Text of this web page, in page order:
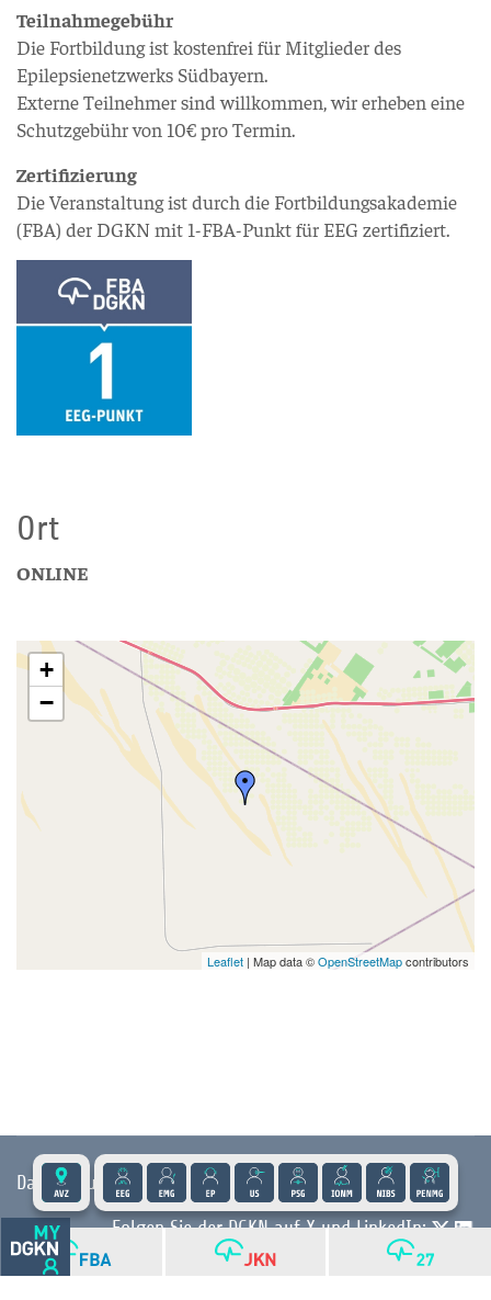
Teilnahmegebühr
Die Fortbildung ist kostenfrei für Mitglieder des
Epilepsienetzwerks Südbayern.
Externe Teilnehmer sind willkommen, wir erheben eine
Schutzgebühr von 10€ pro Termin.
Zertifizierung
Die Veranstaltung ist durch die Fortbildungsakademie
(FBA) der DGKN mit 1-FBA-Punkt für EEG zertifiziert.
Ort
ONLINE
+
−
Leaflet | Map data ©OpenStreetMapcontributors
Datenschutz |Impressum| Kontakt | Presse
Folgen Sie der DGKN auf X und LinkedIn:
© 2026 DGKN | Privacy by Design